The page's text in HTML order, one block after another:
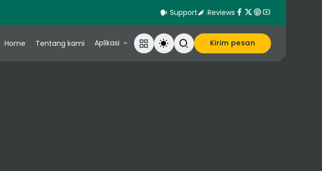
Support Reviews
Home Tentang kami Aplikasi Kirim pesan